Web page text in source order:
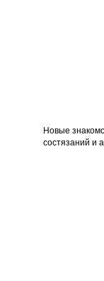
Новые
состязаний и